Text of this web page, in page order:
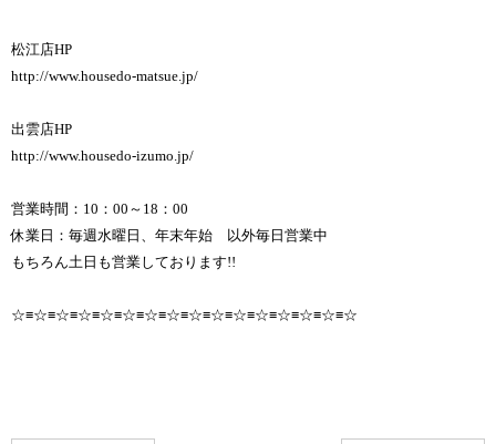
松江店HP
http://www.housedo-matsue.jp/
出雲店HP
http://www.housedo-izumo.jp/
営業時間：10：00～18：00
休業日：毎週水曜日、年末年始 以外毎日営業中
もちろん土日も営業しております!!
☆≡☆≡☆≡☆≡☆≡☆≡☆≡☆≡☆≡☆≡☆≡☆≡☆≡☆≡☆≡☆